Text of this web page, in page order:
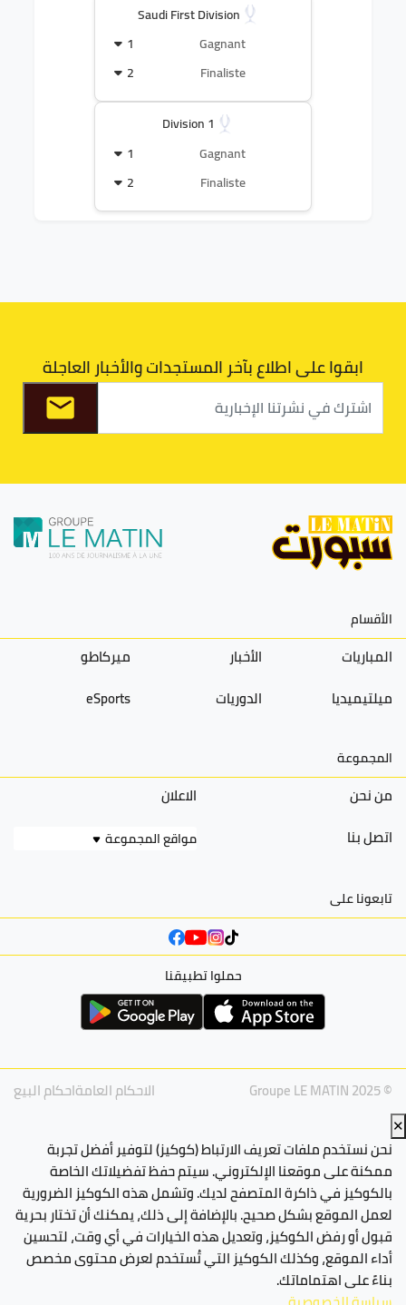
Saudi First Division
Gagnant
1
Finaliste
2
Division 1
Gagnant
1
Finaliste
2
ابقوا على اطلاع بآخر المستجدات والأخبار العاجلة
الأقسام
المباريات الأخبار
ميركاطو
ميلتيميديا
الدوريات eSports
المجموعة
من نحن
الاعلان
اتصل بنا
مواقع المجموعة
تابعونا على
حملوا تطبيقنا
© Groupe LE MATIN 2025 الاحكام العامةاحكام البيع
✕
نحن نستخدم ملفات تعريف الارتباط (كوكيز) لتوفير أفضل تجربة
ممكنة على موقعنا الإلكتروني. سيتم حفظ تفضيلاتك الخاصة
بالكوكيز في ذاكرة المتصفح لديك. وتشمل هذه الكوكيز الضرورية
لعمل الموقع بشكل صحيح. بالإضافة إلى ذلك، يمكنك أن تختار بحرية
قبول أو رفض الكوكيز، وتعديل هذه الخيارات في أي وقت، لتحسين
أداء الموقع، وكذلك الكوكيز التي تُستخدم لعرض محتوى مخصص
بناءً على اهتماماتك.